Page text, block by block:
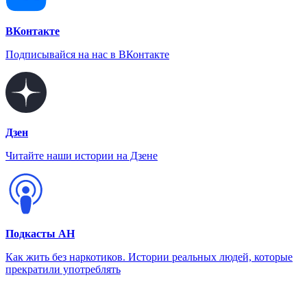
ВКонтакте
Подписывайся на нас в ВКонтакте
Дзен
Читайте наши истории на Дзене
Подкасты АН
Как жить без наркотиков. Истории реальных людей, которые
прекратили употреблять